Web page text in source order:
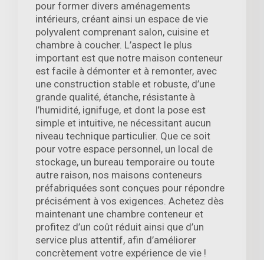
pour former divers aménagements
intérieurs, créant ainsi un espace de vie
polyvalent comprenant salon, cuisine et
chambre à coucher. L’aspect le plus
important est que notre maison conteneur
est facile à démonter et à remonter, avec
une construction stable et robuste, d’une
grande qualité, étanche, résistante à
l’humidité, ignifuge, et dont la pose est
simple et intuitive, ne nécessitant aucun
niveau technique particulier. Que ce soit
pour votre espace personnel, un local de
stockage, un bureau temporaire ou toute
autre raison, nos maisons conteneurs
préfabriquées sont conçues pour répondre
précisément à vos exigences. Achetez dès
maintenant une chambre conteneur et
profitez d’un coût réduit ainsi que d’un
service plus attentif, afin d’améliorer
concrètement votre expérience de vie !